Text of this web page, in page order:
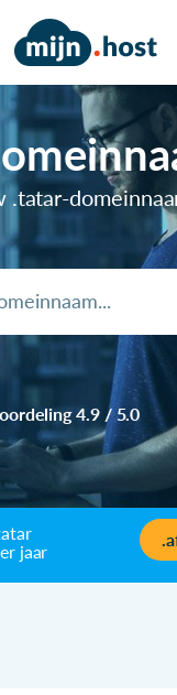
.tatar-
4.9 / 5.0
jaar